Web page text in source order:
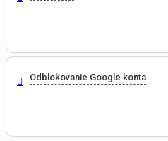
Odblokovanie Google konta